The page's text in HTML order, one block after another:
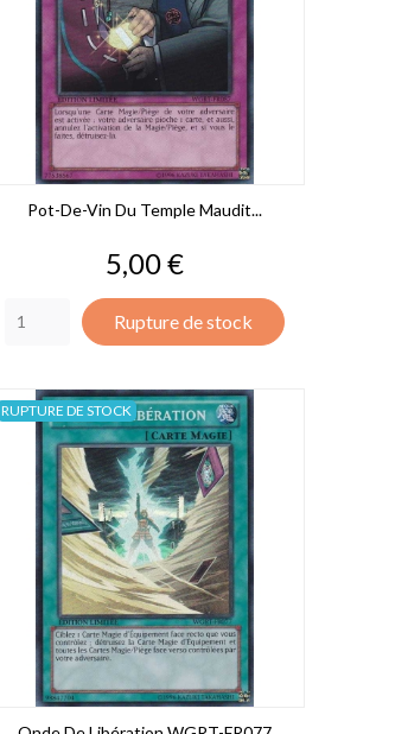
Pot-De-Vin Du Temple Maudit...
Prix
5,00 €
Rupture de stock
RUPTURE DE STOCK